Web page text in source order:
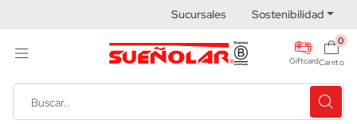
Sucursales Sostenibilidad
Giftcard
0
Carrito